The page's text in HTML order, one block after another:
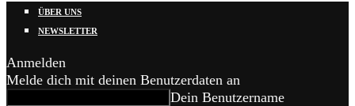
ÜBER UNS
NEWSLETTER
Anmelden
Melde dich mit deinen Benutzerdaten an
Dein Benutzername